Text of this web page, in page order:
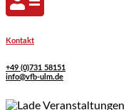
Kontakt
+49 (0)731 58151
info@vfb-ulm.de